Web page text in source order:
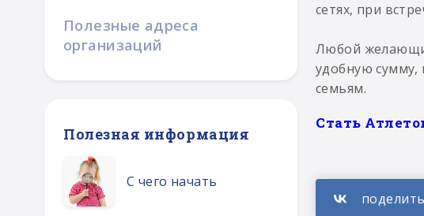
Полезные адреса
организаций
Полезная информация
С чего начать
сетях, при
Любой
удобную сумму,
семьям.
Стать